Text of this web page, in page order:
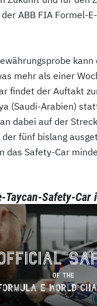
ABB FIA Formel-
mehr als einer
findet der Auftakt
(Saudi-Arabien)
dabei auf der
fünf bislang
das Safety-Car
Taycan-Safety-Car